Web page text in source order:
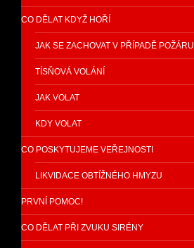
CO DĚLAT KDYŽ HOŘÍ
JAK SE ZACHOVAT V PŘÍPADĚ POŽÁRU
TÍSŇOVÁ VOLÁNÍ
JAK VOLAT
KDY VOLAT
CO POSKYTUJEME VEŘEJNOSTI
LIKVIDACE OBTÍŽNÉHO HMYZU
PRVNÍ POMOC!
CO DĚLAT PŘI ZVUKU SIRÉNY